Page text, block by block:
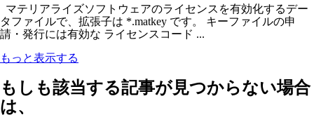
マテリアライズソフトウェアのライセンスを有効化するデー
タファイルで、拡張子は *.matkey です。 キーファイルの申
請・発行には有効な ライセンスコード ...
もっと表示する
もしも該当する記事が見つからない場合
は、